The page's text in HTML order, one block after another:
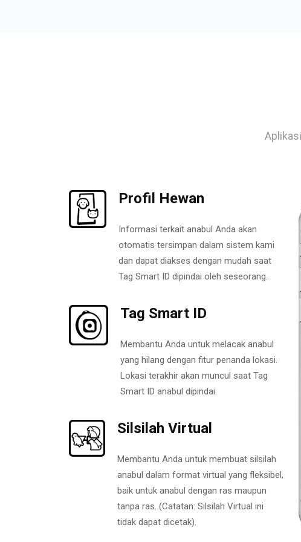
Profil Hewan
Informasi terkait anabul Anda akan
otomatis tersimpan dalam sistem kami
dan dapat diakses dengan mudah saat
Tag Smart ID dipindai oleh seseorang.
Tag Smart ID
Membantu Anda untuk melacak anabul
yang hilang dengan fitur penanda lokasi.
Lokasi terakhir akan muncul saat Tag
Smart ID anabul dipindai.
Silsilah Virtual
Membantu Anda untuk membuat silsilah
anabul dalam format virtual yang fleksibel,
baik untuk anabul dengan ras maupun
tanpa ras. (Catatan: Silsilah Virtual ini
tidak dapat dicetak).